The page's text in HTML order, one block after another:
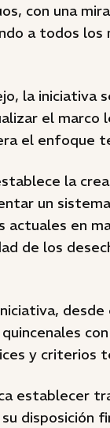
con una
a todos
la iniciativa
el marco
el enfoque
la
un
actuales en
de los
y criterios
establecer
disposición